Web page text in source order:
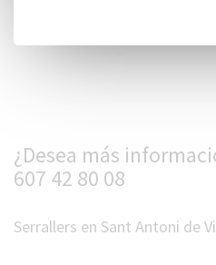
¿Desea más
607 42 80 08
Serrallers en Sant Antoni de